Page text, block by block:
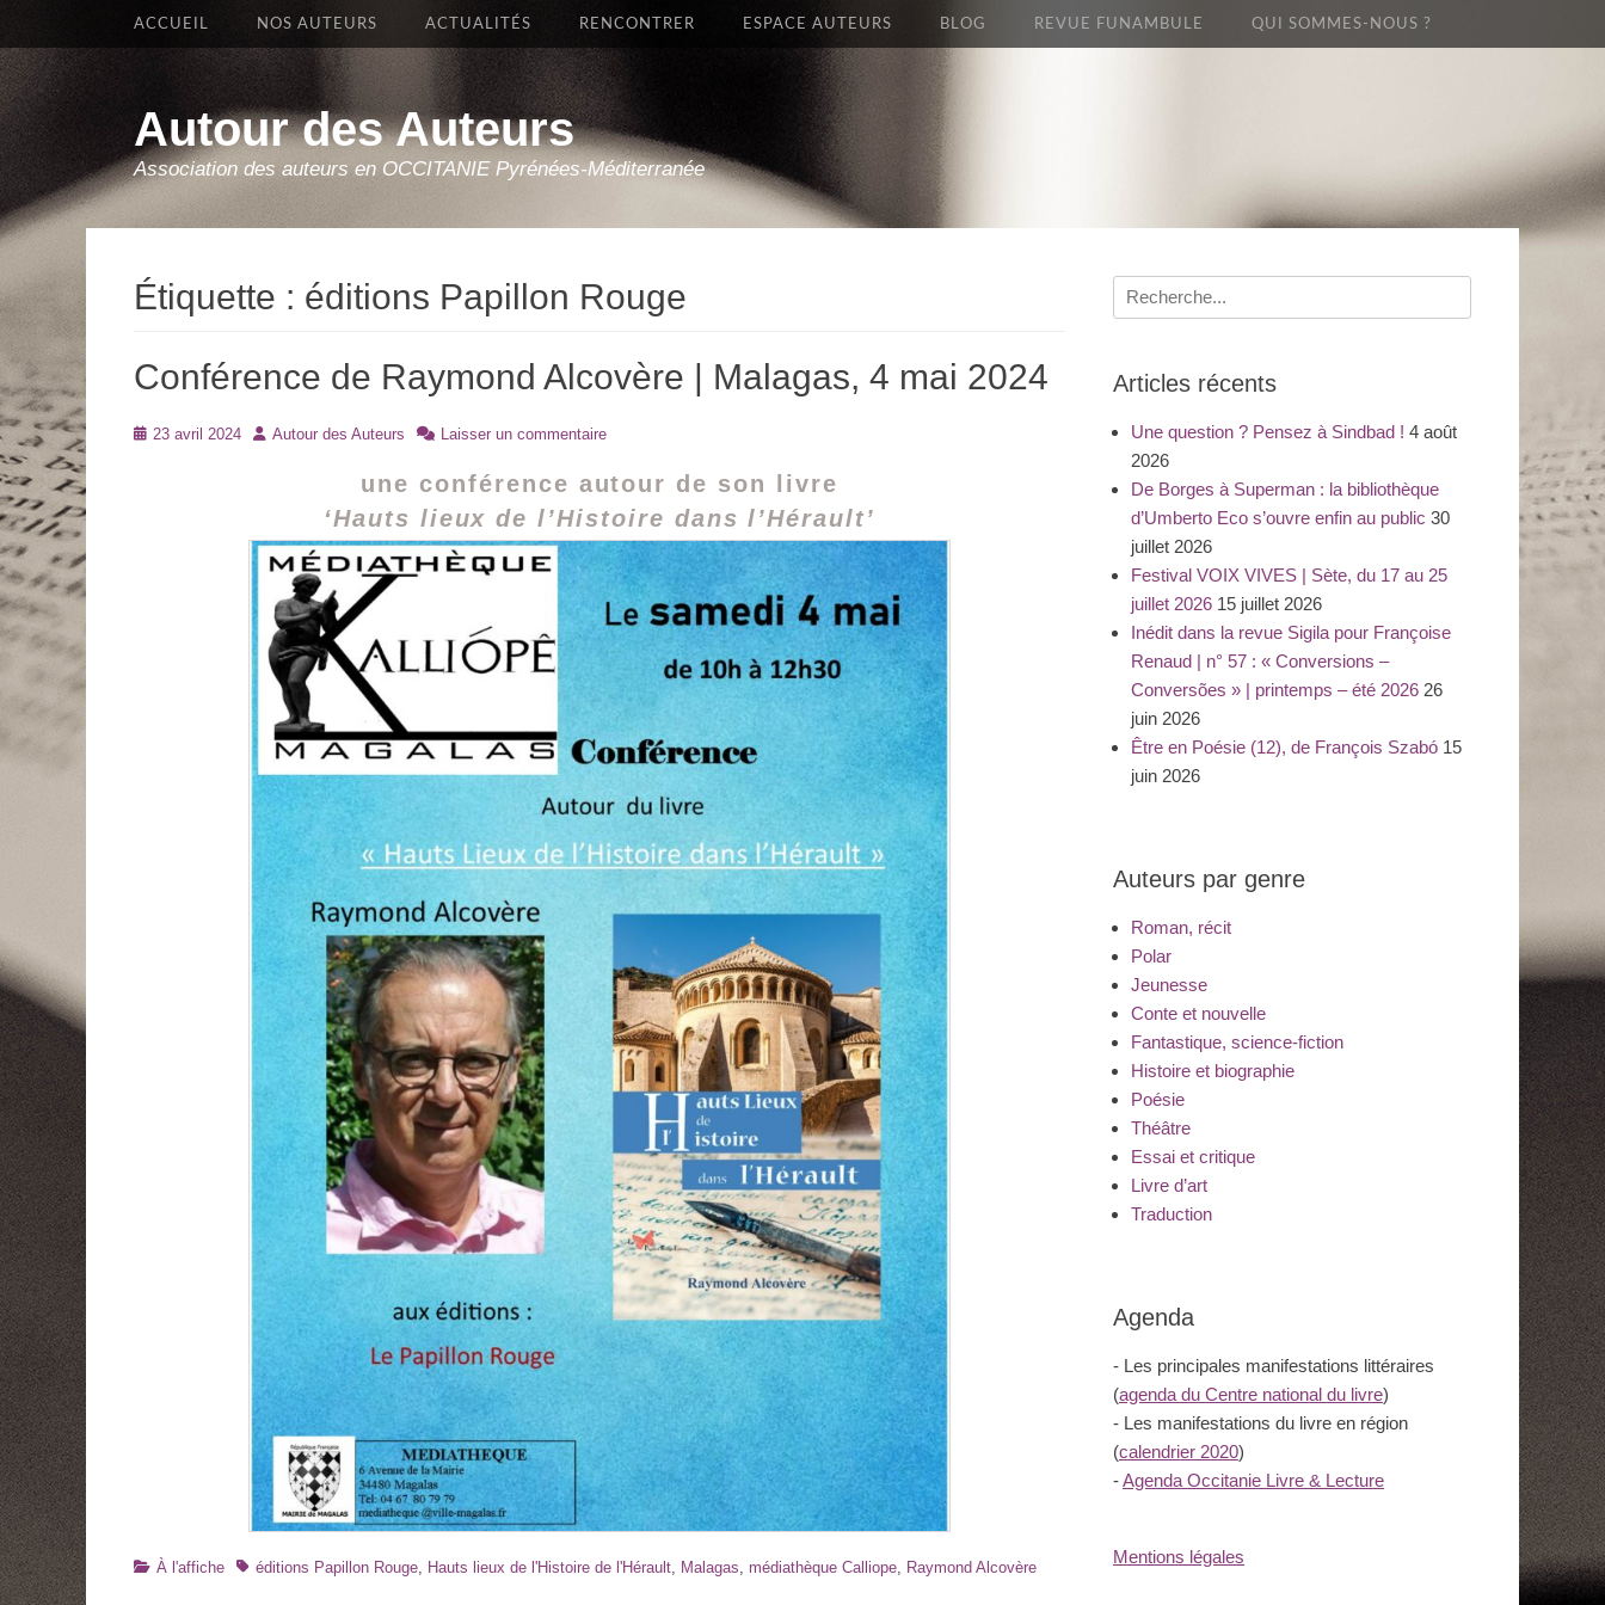
Autour des Auteurs
Association des auteurs en OCCITANIE Pyrénées-Méditerranée
Premier Menu
Aller
ACCUEIL NOS AUTEURS ACTUALITÉS RENCONTRER ESPACE AUTEURS BLOG REVUE FUNAMBULE QUI SOMMES-NOUS ?
Étiquette : éditions Papillon Rouge
Conférence de Raymond Alcovère | Malagas, 4 mai 2024
Posté23 avril 2024 Auteur
Autour des Auteurs Laisser un commentaire
une conférence autour de son livre
‘Hauts lieux de l’Histoire dans l’Hérault’
Catégories
À l'affiche Tagséditions Papillon Rouge Hauts lieux de l'Histoire de l'Hérault Malagas médiathèque Calliope Raymond Alcovère
Recherche
pour
Articles récents
Une question ? Pensez à Sindbad ! 4 août
2026
De Borges à Superman : la bibliothèque
d’Umberto Eco s’ouvre enfin au public 30
juillet 2026
Festival VOIX VIVES | Sète, du 17 au 25
juillet 2026 15 juillet 2026
Inédit dans la revue Sigila pour Françoise
Renaud | n° 57 : « Conversions –
Conversões » | printemps – été 2026 26
juin 2026
Être en Poésie (12), de François Szabó 15
juin 2026
Auteurs par genre
Roman, récit
Polar
Jeunesse
Conte et nouvelle
Fantastique, science-fiction
Histoire et biographie
Poésie
Théâtre
Essai et critique
Livre d’art
Traduction
Agenda
- Les principales manifestations littéraires
(agenda du Centre national du livre)
- Les manifestations du livre en région
(calendrier 2020)
-Agenda Occitanie Livre & Lecture
Mentions légales